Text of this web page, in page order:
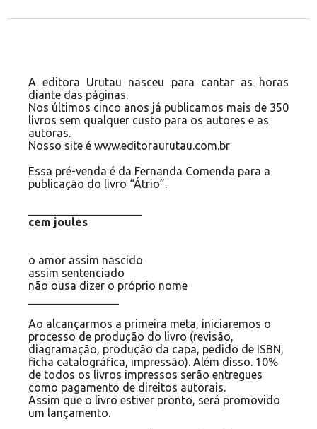
A editora Urutau nasceu para cantar as horas
diante das páginas.
Nos últimos cinco anos já publicamos mais de 350
livros sem qualquer custo para os autores e as
autoras.
Nosso site é www.editoraurutau.com.br
Essa pré-venda é da Fernanda Comenda para a
publicação do livro “Átrio”.
cem joules
o amor assim nascido
assim sentenciado
não ousa dizer o próprio nome
Ao alcançarmos a primeira meta, iniciaremos o
processo de produção do livro (revisão,
diagramação, produção da capa, pedido de ISBN,
ficha catalográfica, impressão). Além disso. 10%
de todos os livros impressos serão entregues
como pagamento de direitos autorais.
Assim que o livro estiver pronto, será promovido
um lançamento.